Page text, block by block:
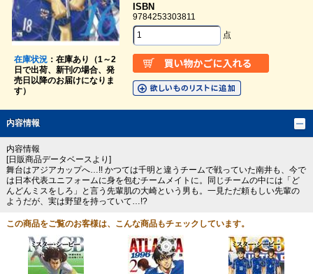
在庫状況：在庫あり（1～2
日で出荷、新刊の場合、発
売日以降のお届けになりま
す）
ISBN
9784253303811
点
内容情報
内容情報
[日販商品データベースより]
舞台はアジアカップへ…!! かつては千明と違うチームで戦っていた南井も、今で
は日本代表ユニフォームに身を包むチームメイトに。同じチームの中には「ど
んどんミスをしろ」と言う先輩肌の大崎という男も。一見ただ頼もしい先輩の
ようだが、実は野望を持っていて…!?
この商品をご覧のお客様は、こんな商品もチェックしています。